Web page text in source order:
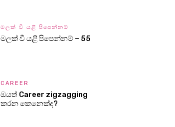
මලක් වී යළි පිපෙන්නම්
මලක් වී යළි පිපෙන්නම් – 55
CAREER
ඔයත් Career zigzagging
කරන කෙනෙක්ද?